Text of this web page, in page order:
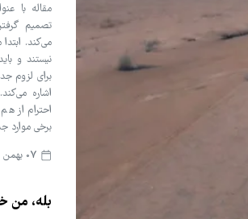
مقاله با
تصمیم
نیستند و
برای لزوم
اشاره
احترام از
برخی موارد
بله، من